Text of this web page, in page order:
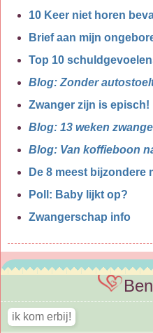
10 Keer niet horen
Brief aan mijn
Top 10
Blog: Zonder
Zwanger zijn is episch!
Blog: 13 weken
Blog: Van koffieboon
De 8 meest bijzondere
Poll: Baby lijkt op?
Zwangerschap info